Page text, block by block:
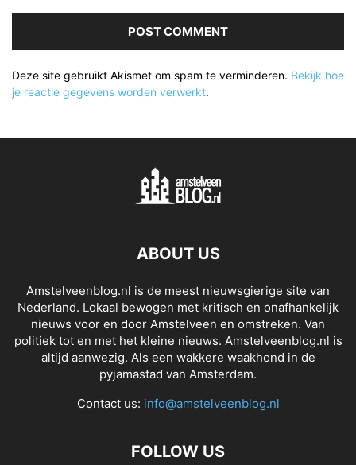
Deze site gebruikt Akismet om spam te verminderen. Bekijk hoe
je reactie gegevens worden verwerkt.
ABOUT US
Amstelveenblog.nl is de meest nieuwsgierige site van
Nederland. Lokaal bewogen met kritisch en onafhankelijk
nieuws voor en door Amstelveen en omstreken. Van
politiek tot en met het kleine nieuws. Amstelveenblog.nl is
altijd aanwezig. Als een wakkere waakhond in de
pyjamastad van Amsterdam.
Contact us: info@amstelveenblog.nl
FOLLOW US